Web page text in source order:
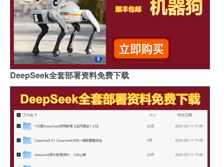
DeepSeek全套部署资料免费下载